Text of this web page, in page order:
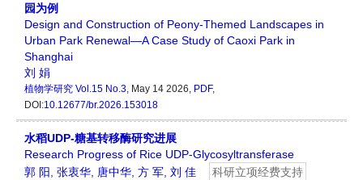
园为例
Design and Construction of Peony-Themed Landscapes in
Urban Park Renewal—A Case Study of Caoxi Park in
Shanghai
刘 娟
植物学研究 Vol.15 No.3, May 14 2026, PDF,
DOI:10.12677/br.2026.153018
水稻UDP-糖基转移酶研究进展
Research Progress of Rice UDP-Glycosyltransferase
郭 阳 张衷华 唐中华 方 军 刘 佳 科研立项经费支持